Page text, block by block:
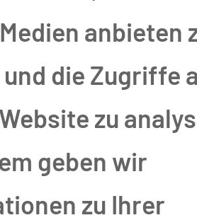
anbieten
die Zugriffe
zu
geben wir
zu Ihrer